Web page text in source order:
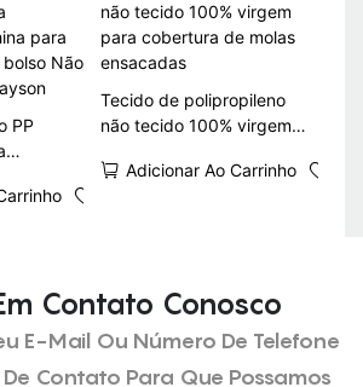
PP
Não
Tecido de polipropileno
não tecido 100% virgem
ensacadas
Adicionar Ao Carrinho
Contato Conosco
E-Mail Ou Número De Telefone
Contato Para Que Possamos